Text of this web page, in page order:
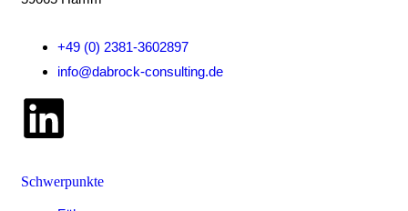
+49 (0) 2381-3602897
info@dabrock-consulting.de
Schwerpunkte